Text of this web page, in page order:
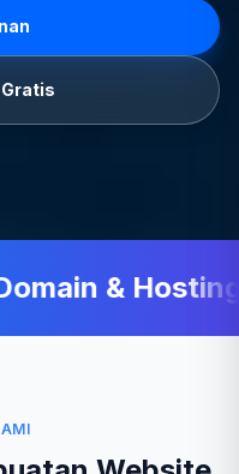
& Hosting